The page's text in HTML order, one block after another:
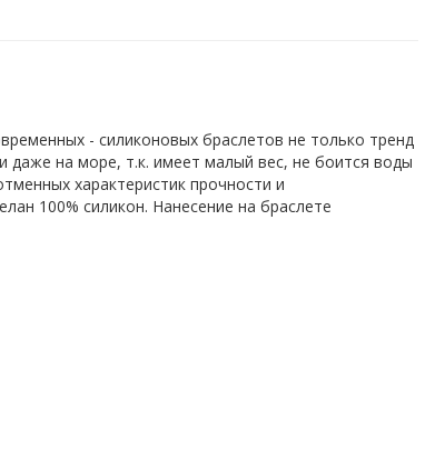
- силиконовых браслетов не только тренд
даже на море, т.к. имеет малый вес, не боится воды
характеристик прочности и
100% силикон. Нанесение на браслете